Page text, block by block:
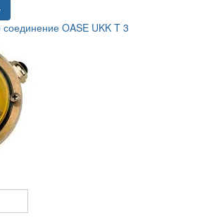
OASE UKK T 3